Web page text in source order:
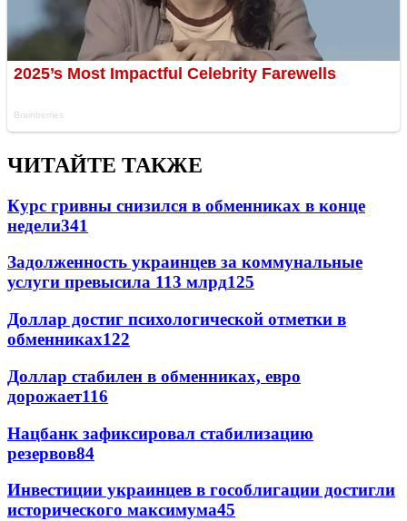
ЧИТАЙТЕ ТАКЖЕ
Курс гривны снизился в обменниках в конце
недели341
Задолженность украинцев за коммунальные
услуги превысила 113 млрд125
Доллар достиг психологической отметки в
обменниках122
Доллар стабилен в обменниках, евро
дорожает116
Нацбанк зафиксировал стабилизацию
резервов84
Инвестиции украинцев в гособлигации достигли
исторического максимума45